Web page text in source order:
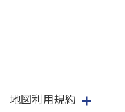
地図利用規約